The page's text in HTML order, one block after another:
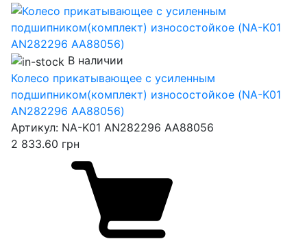
В наличии
Колесо прикатывающее с усиленным
подшипником(комплект) износостойкое (NA-K01
AN282296 AA88056)
Артикул: NA-K01 AN282296 AA88056
2 833.60 грн